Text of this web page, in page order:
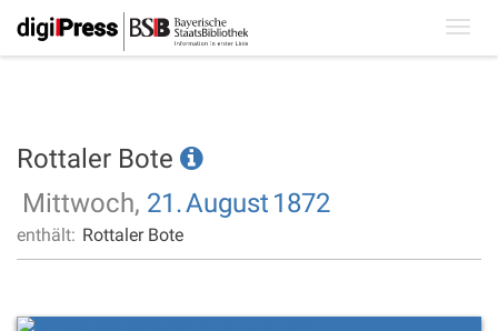
Rottaler Bote
Mittwoch, 21.August 1872
enthält: Rottaler Bote